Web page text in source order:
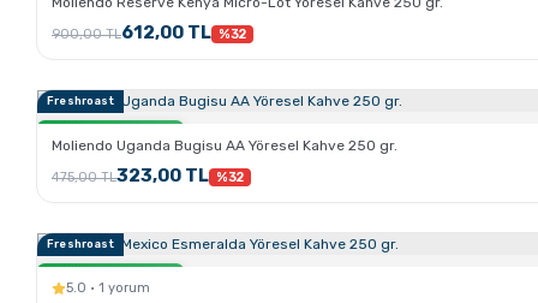
900,00 TL612,00 TL %32
Freshroast
Sertlik:
Moliendo Uganda Bugisu AA Yöresel Kahve 250 gr.
475,00 TL323,00 TL %32
Freshroast
Sertlik:
5.0 · 1 yorum